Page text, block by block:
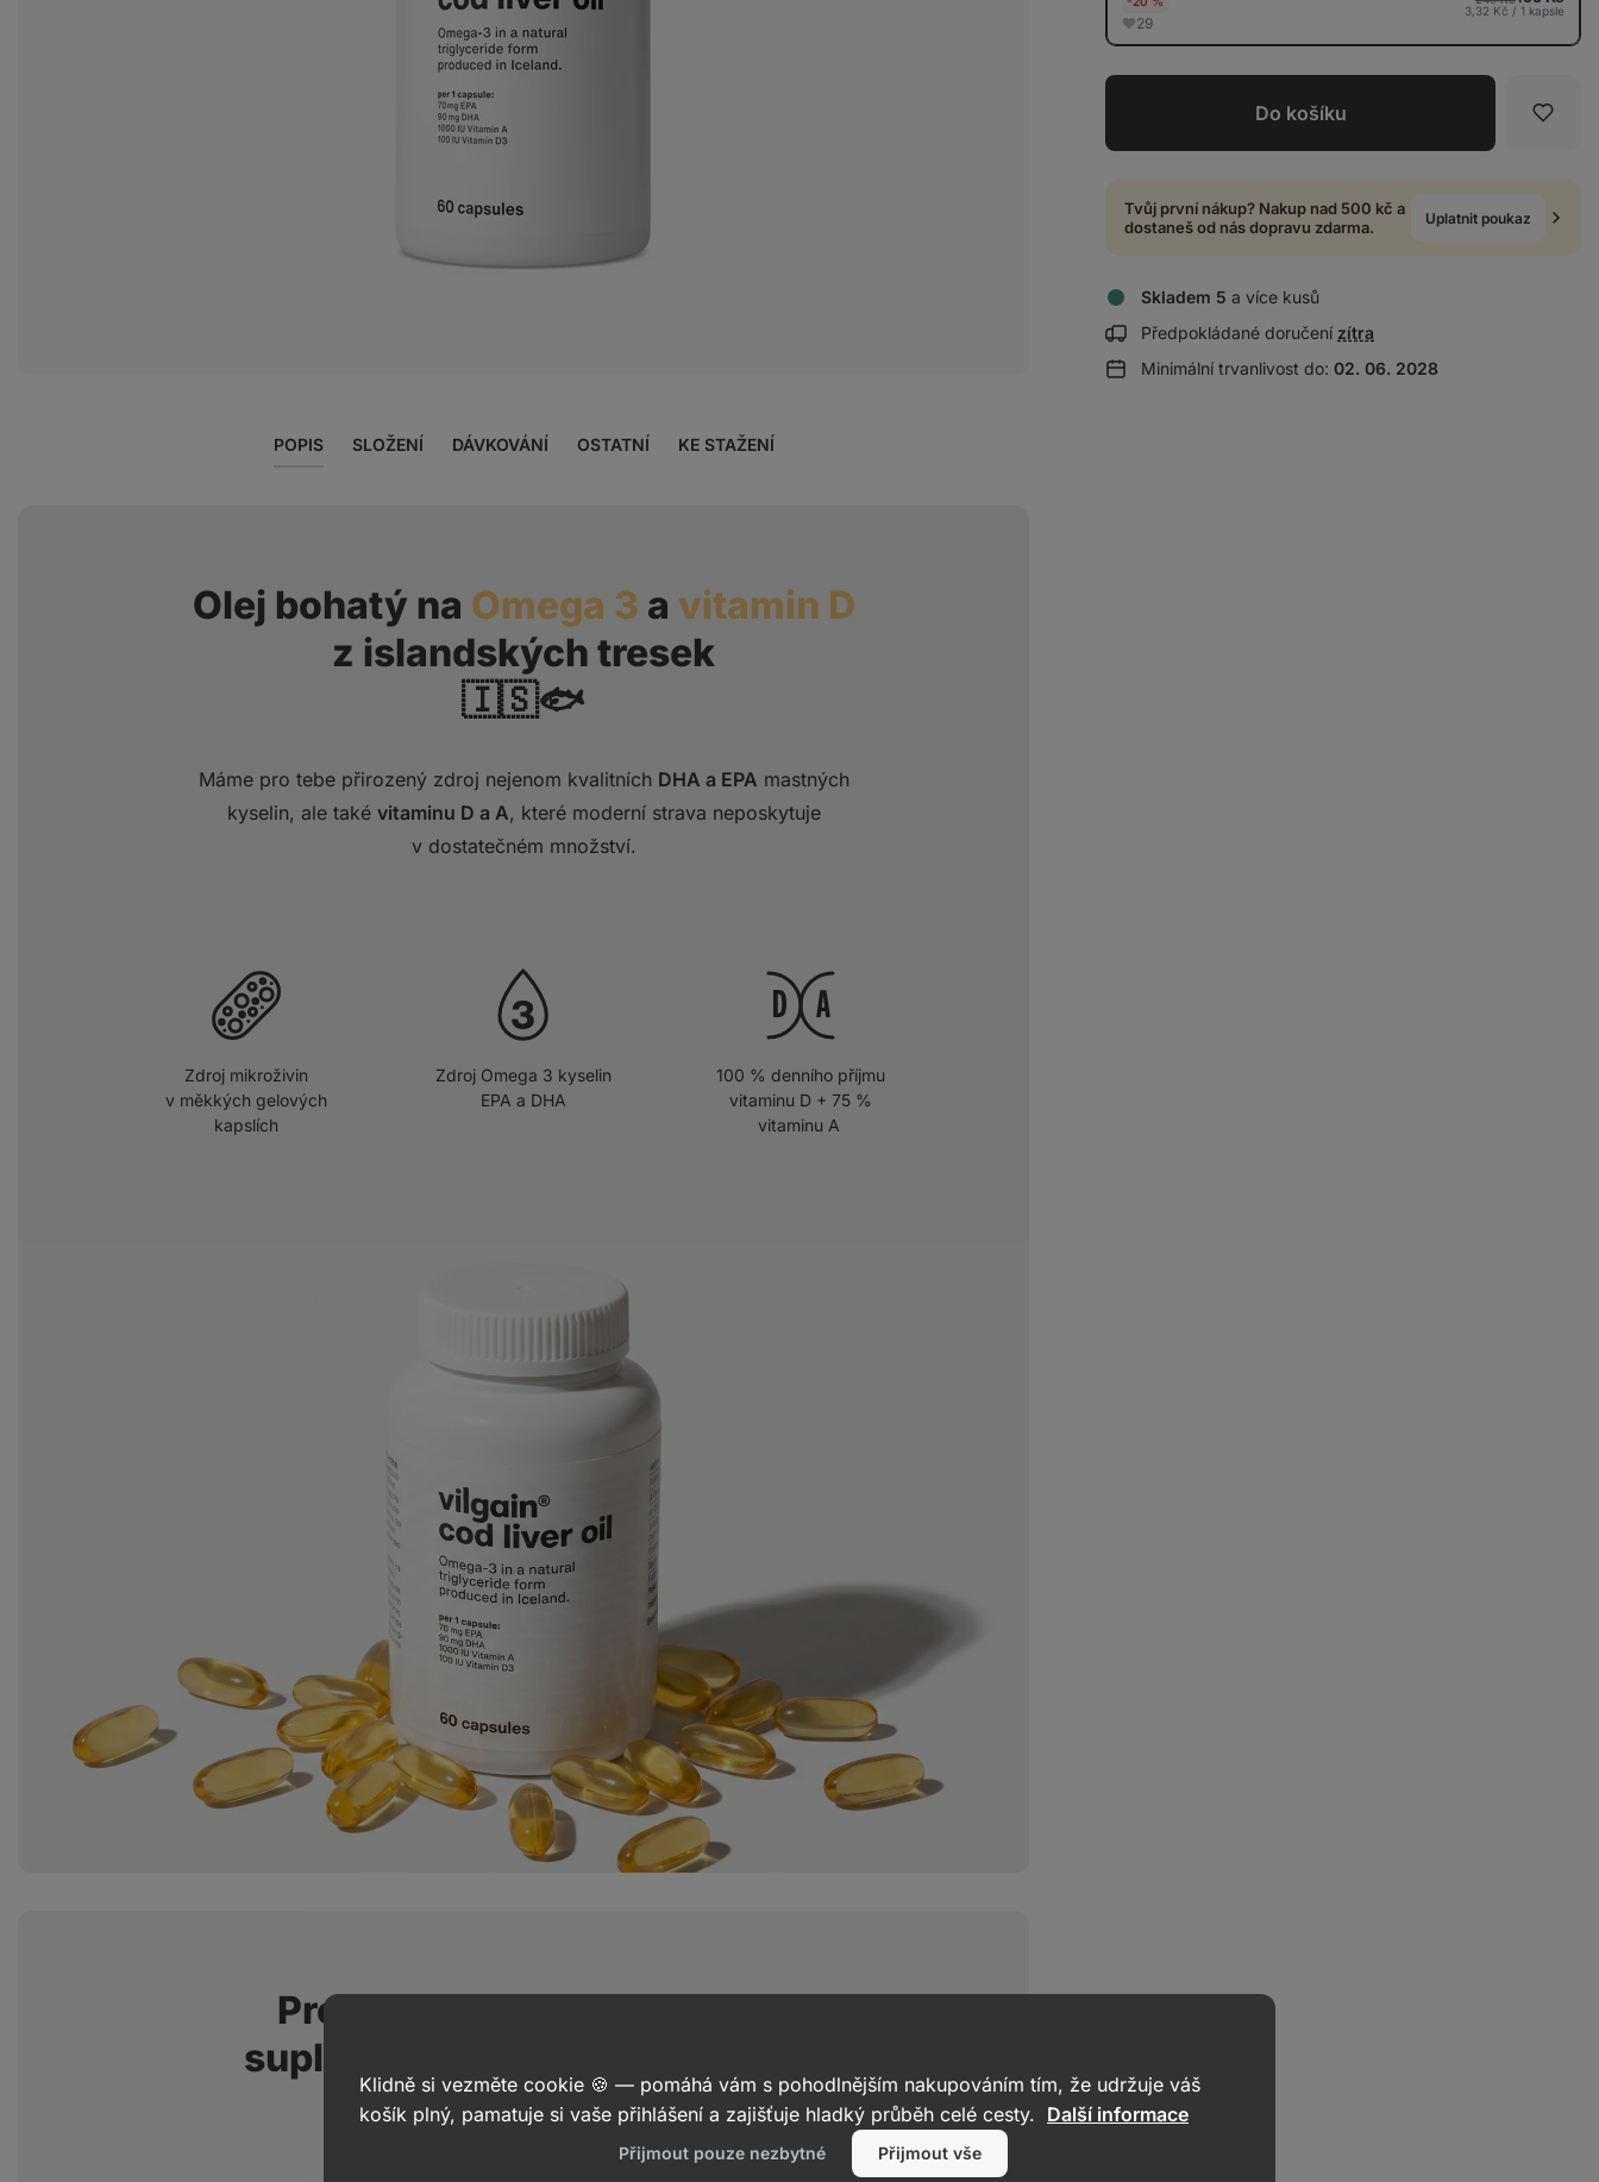
29
3,32 Kč / 1 kapsle
Do košíku
Tvůj první nákup? Nakup nad 500 kč a
dostaneš od nás dopravu zdarma.
Uplatnit poukaz
Skladem 5 a více kusů
Předpokládané doručení Zobrazit
o
zítra
Minimální trvanlivost do: 02. 06. 2028
POPIS SLOŽENÍ DÁVKOVÁNÍ OSTATNÍ KE STAŽENÍ
Olej bohatý na Omega 3 a vitamin D
z islandských tresek
🇮🇸🐟
Máme pro tebe přirozený zdroj nejenom kvalitních DHA a EPA mastných
kyselin, ale také vitaminu D a A, které moderní strava neposkytuje
v dostatečném množství.
Zdroj mikroživin
v měkkých gelových
kapslích
Zdroj Omega 3 kyselin
EPA a DHA
100 % denního příjmu
vitaminu D + 75 %
vitaminu A
Pro koho bude každodenní
suplementace nejužitečnější?
Klidně si vezměte cookie 🍪 — pomáhá vám s pohodlnějším nakupováním tím, že udržuje váš
košík plný, pamatuje si vaše přihlášení a zajišťuje hladký průběh celé cesty. Další informace
Přijmout pouze nezbytné Přijmout vše